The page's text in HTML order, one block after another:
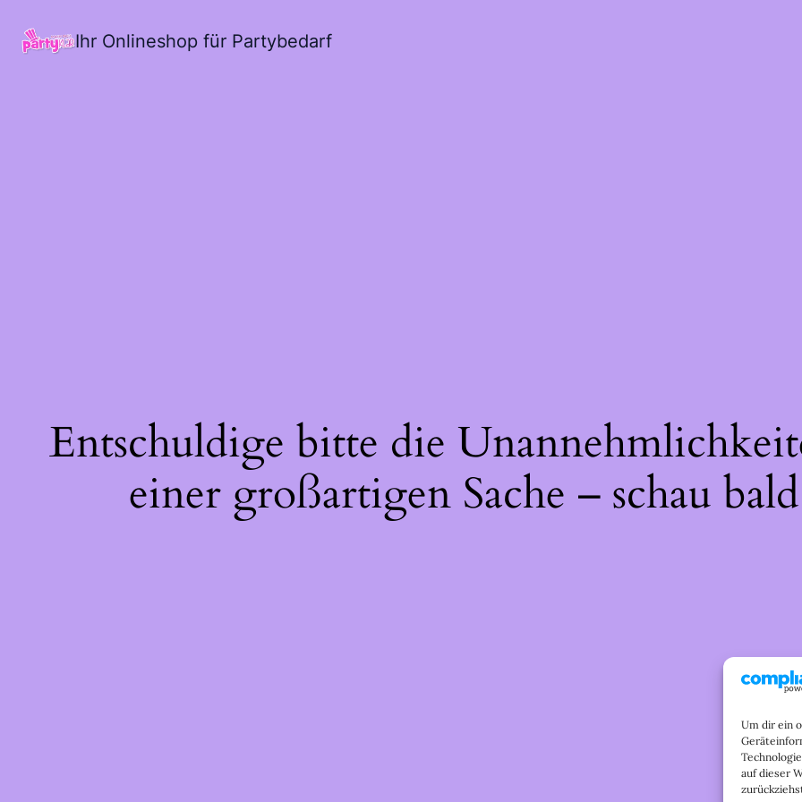
Um dir ein
auf dieser
Ihr Onlineshop für Partybedarf
Entschuldige bitte die
einer großartigen Sache – schau